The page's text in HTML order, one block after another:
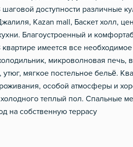
доступности различные
Kazan mall, Баскет холл,
Благоустроенный и
квартире имеется все
микроволновая печь,
мягкое постельное бельё.
особой атмосферы и
теплый пол. Спальные
на собственную террасу